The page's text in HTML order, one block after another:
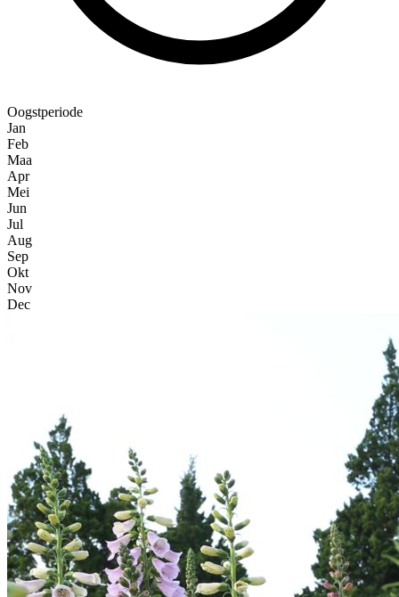
Oogstperiode
Jan
Feb
Maa
Apr
Mei
Jun
Jul
Aug
Sep
Okt
Nov
Dec